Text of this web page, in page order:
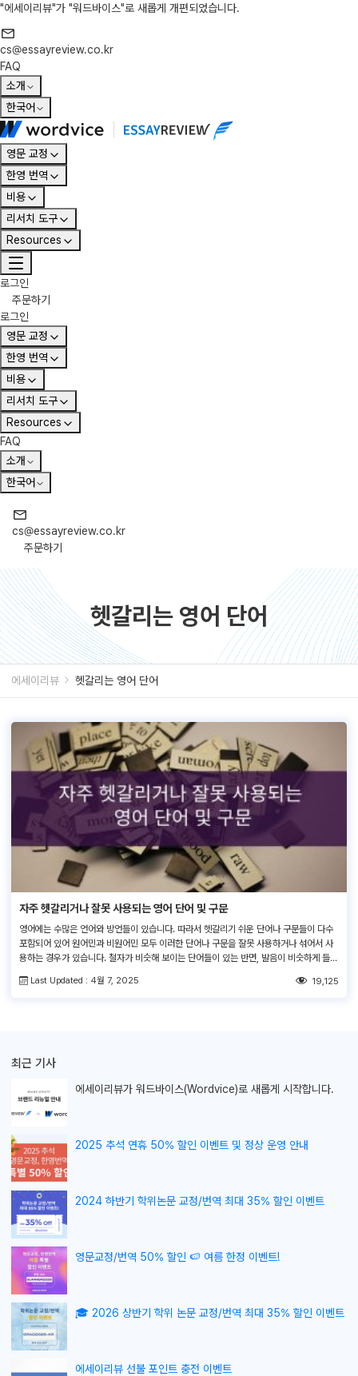
"에세이리뷰"가 "워드바이스"로 새롭게 개편되었습니다.
cs@essayreview.co.kr
FAQ
소개
한국어
영문 교정
한영 번역
비용
리서치 도구
Resources
로그인
주문하기
로그인
영문 교정
한영 번역
비용
리서치 도구
Resources
FAQ
소개
한국어
cs@essayreview.co.kr
주문하기
헷갈리는 영어 단어
에세이리뷰 헷갈리는 영어 단어
자주 헷갈리거나 잘못 사용되는 영어 단어 및 구문
영어에는 수많은 언어와 방언들이 있습니다. 따라서 헷갈리기 쉬운 단어나 구문들이 다수
포함되어 있어 원어민과 비원어민 모두 이러한 단어나 구문을 잘못 사용하거나 섞어서 사
용하는 경우가 있습니다. 철자가 비슷해 보이는 단어들이 있는 반면, 발음이 비슷하게 들리
러한 혼동을 피하기 위해, 영어 번역기를 사용하여 단어의 정확한 의미를 […]
Last Updated : 4월 7, 2025 19,125
최근 기사
에세이리뷰가 워드바이스(Wordvice)로 새롭게 시작합니다.
2025 추석 연휴 50% 할인 이벤트 및 정상 운영 안내
2024 하반기 학위논문 교정/번역 최대 35% 할인 이벤트
영문교정/번역 50% 할인 🍉 여름 한정 이벤트!
🎓 2026 상반기 학위 논문 교정/번역 최대 35% 할인 이벤트
에세이리뷰 선불 포인트 충전 이벤트